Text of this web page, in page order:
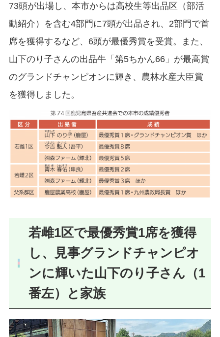
73頭が出場し、本市からは高校生等出品区（部活
動紹介）を含む4部門に7頭が出品され、2部門で首
席を獲得するなど、6頭が最優秀賞を受賞。また、
山下のり子さんの出品牛「第5ちかん66」が最高賞
のグランドチャンピオンに輝き、農林水産大臣賞
を獲得しました。
若雌1区で最優秀賞1席を獲得
し、見事グランドチャンピオ
ンに輝いた山下のり子さん（1
番左）と家族